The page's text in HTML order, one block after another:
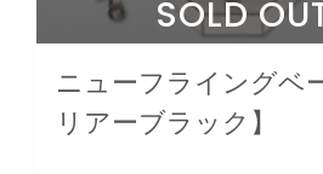
SOLD
ニューフライングベ
リアーブラック】